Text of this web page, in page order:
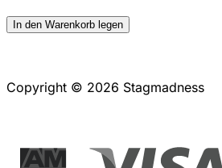
In den Warenkorb legen
Copyright © 2026 Stagmadness